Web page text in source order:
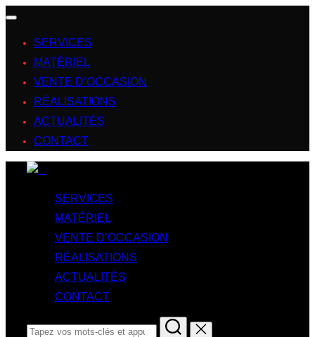
SERVICES
MATÉRIEL
VENTE D’OCCASION
RÉALISATIONS
ACTUALITÉS
CONTACT
SERVICES
MATÉRIEL
VENTE D’OCCASION
RÉALISATIONS
ACTUALITÉS
CONTACT